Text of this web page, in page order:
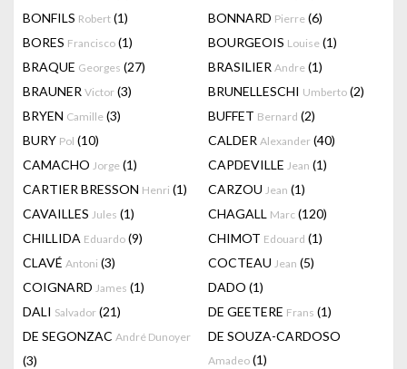
BONFILS Robert (1) BONNARD Pierre (6)
BORES Francisco (1) BOURGEOIS Louise (1)
BRAQUE Georges (27) BRASILIER Andre (1)
BRAUNER Victor (3) BRUNELLESCHI Umberto (2)
BRYEN Camille (3) BUFFET Bernard (2)
BURY Pol (10) CALDER Alexander (40)
CAMACHO Jorge (1) CAPDEVILLE Jean (1)
CARTIER BRESSON Henri (1) CARZOU Jean (1)
CAVAILLES Jules (1) CHAGALL Marc (120)
CHILLIDA Eduardo (9) CHIMOT Edouard (1)
CLAVÉ Antoni (3) COCTEAU Jean (5)
COIGNARD James (1) DADO (1)
DALI Salvador (21) DE GEETERE Frans (1)
DE SEGONZAC André Dunoyer
(3)
DE SOUZA-CARDOSO
Amadeo (1)